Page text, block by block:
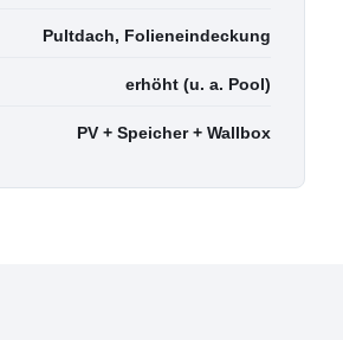
Pultdach, Folieneindeckung
erhöht (u. a. Pool)
PV + Speicher + Wallbox